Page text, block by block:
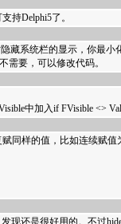
持Delphi5了。
藏系统栏的显示，你最小
需要，可以修改代码。
中加入if FVisible <>
同样的值，比如连续赋值
现还是很好用的。不过